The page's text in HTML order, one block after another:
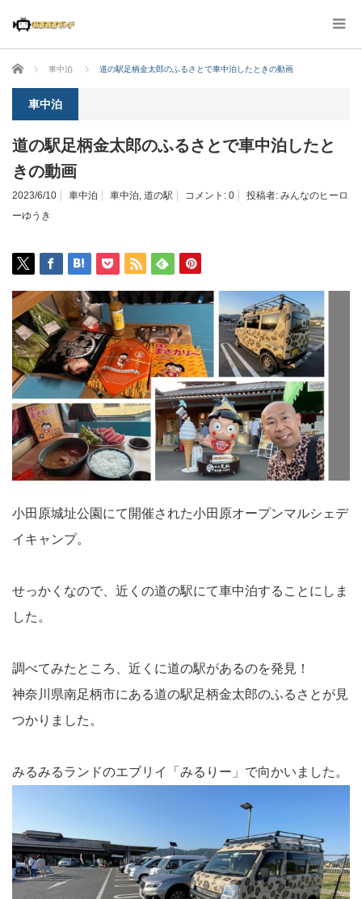
ホーム 車中泊 道の駅足柄金太郎のふるさとで車中泊したときの動画
車中泊
道の駅足柄金太郎のふるさとで車中泊したと
きの動画
2023/6/10 車中泊 車中泊, 道の駅 コメント: 0 投稿者: みんなのヒーロ
ーゆうき
小田原城址公園にて開催された小田原オープンマルシェデ
イキャンプ。
せっかくなので、近くの道の駅にて車中泊することにしま
した。
調べてみたところ、近くに道の駅があるのを発見！
神奈川県南足柄市にある道の駅足柄金太郎のふるさとが見
つかりました。
みるみるランドのエブリイ「みるりー」で向かいました。